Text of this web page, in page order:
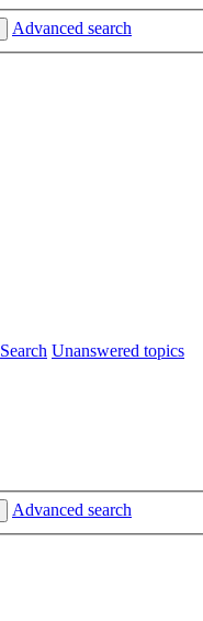
Advanced search
Search Unanswered topics
Advanced search